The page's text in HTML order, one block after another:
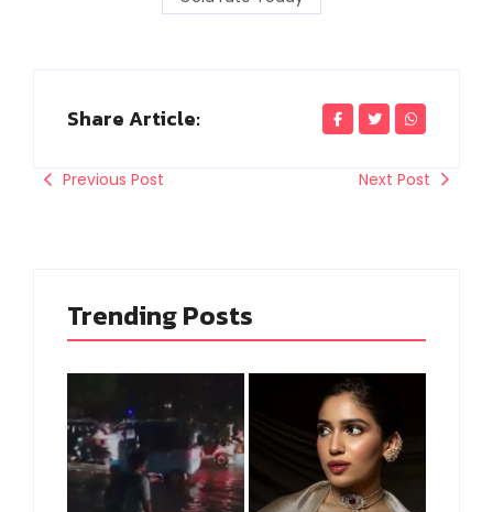
Share Article:
Previous Post Next Post
Trending Posts